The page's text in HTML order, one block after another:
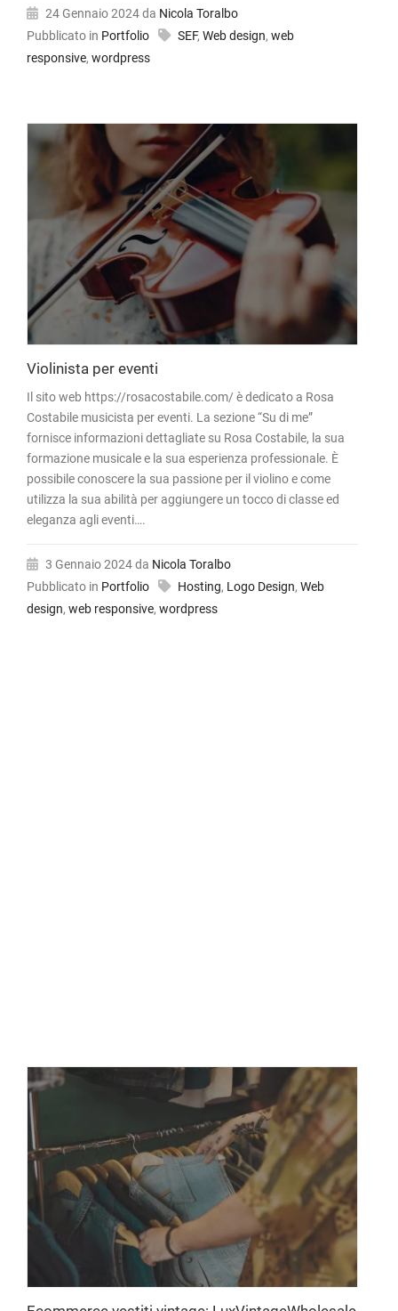
24 Gennaio 2024da Nicola Toralbo
Pubblicato in Portfolio SEF, Web design, web
responsive, wordpress
Violinista per eventi
Il sito web https://rosacostabile.com/ è dedicato a Rosa
Costabile musicista per eventi. La sezione “Su di me”
fornisce informazioni dettagliate su Rosa Costabile, la sua
formazione musicale e la sua esperienza professionale. È
possibile conoscere la sua passione per il violino e come
utilizza la sua abilità per aggiungere un tocco di classe ed
eleganza agli eventi….
3 Gennaio 2024da Nicola Toralbo
Pubblicato in Portfolio Hosting, Logo Design, Web
design, web responsive, wordpress